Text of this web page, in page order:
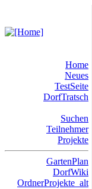
Home
Neues
TestSeite
DorfTratsch
Suchen
Teilnehmer
Projekte
GartenPlan
DorfWiki
OrdnerProjekte_alt